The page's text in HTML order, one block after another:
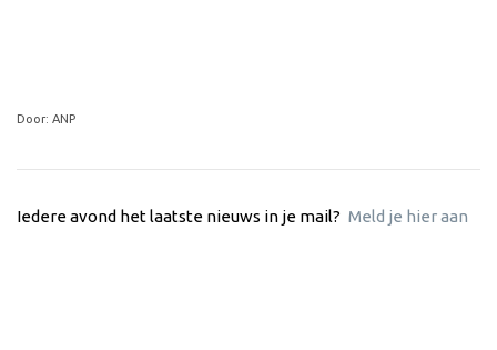
Door: ANP
Iedere avond het laatste nieuws in je mail? Meld je hier aan